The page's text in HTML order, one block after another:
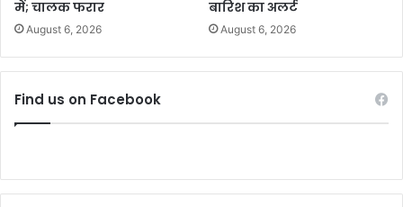
में; चालक फरार
August 6, 2026
बारिश का अलर्ट
August 6, 2026
Find us on Facebook